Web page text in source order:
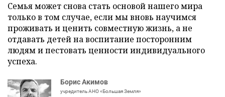
Семья может снова стать основой нашего мира
только в том случае, если мы вновь научимся
проживать и ценить совместную жизнь, а не
отдавать детей на воспитание посторонним
людям и пестовать ценности индивидуального
успеха.
Борис Акимов
учредитель АНО «Большая Земля»